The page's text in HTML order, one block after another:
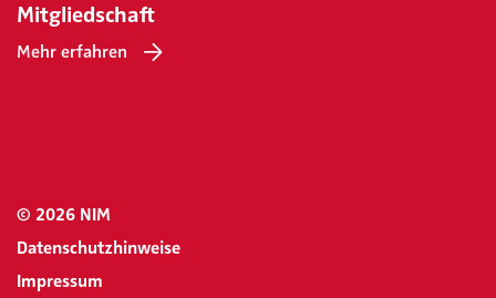
Mitgliedschaft
Mehr erfahren
© 2026 NIM
Datenschutzhinweise
Impressum